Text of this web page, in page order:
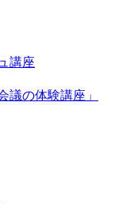
講座
議の体験講座」